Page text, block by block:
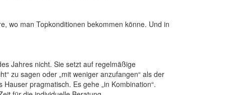
wo man Topkonditionen bekommen könne. Und in
Jahres nicht. Sie setzt auf regelmäßige
zu sagen oder „mit weniger anzufangen“ als der
pragmatisch. Es gehe „in Kombination“.